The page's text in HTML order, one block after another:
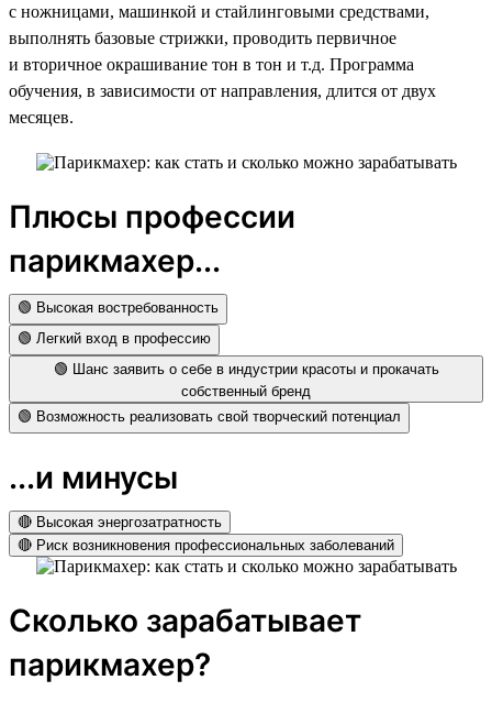
с ножницами, машинкой и стайлинговыми средствами,
выполнять базовые стрижки, проводить первичное
и вторичное окрашивание тон в тон и т.д. Программа
обучения, в зависимости от направления, длится от двух
месяцев.
Плюсы профессии
парикмахер...
🟢 Высокая востребованность
🟢 Легкий вход в профессию
🟢 Шанс заявить о себе в индустрии красоты и прокачать
собственный бренд
🟢 Возможность реализовать свой творческий потенциал
...и минусы
🔴 Высокая энергозатратность
🔴 Риск возникновения профессиональных заболеваний
Сколько зарабатывает
парикмахер?